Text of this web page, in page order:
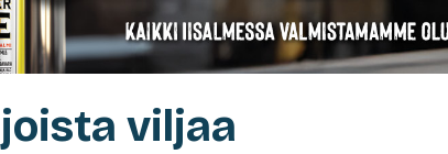
viljaa